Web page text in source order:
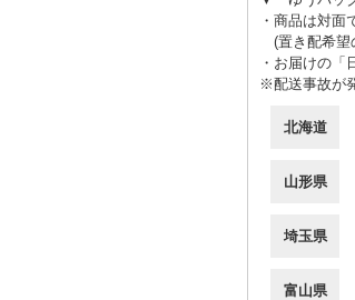
・商品は対面
(置き配希望
・お届けの
※配送事故が
北海道
山形県
埼玉県
富山県